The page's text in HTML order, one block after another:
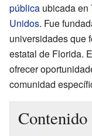
pública ubicada en
Unidos. Fue
universidades que
estatal de Florida.
ofrecer
comunidad
Contenido